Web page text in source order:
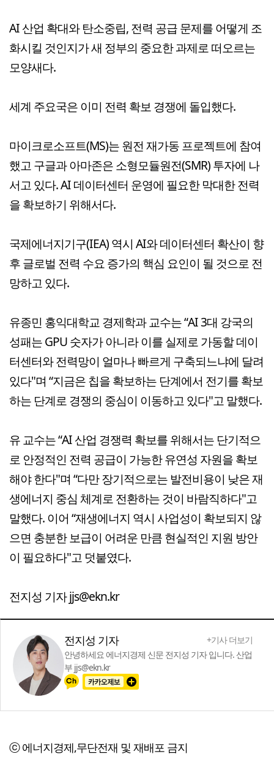
AI 산업 확대와 탄소중립, 전력 공급 문제를 어떻게 조
화시킬 것인지가 새 정부의 중요한 과제로 떠오르는
모양새다.
세계 주요국은 이미 전력 확보 경쟁에 돌입했다.
마이크로소프트(MS)는 원전 재가동 프로젝트에 참여
했고 구글과 아마존은 소형모듈원전(SMR) 투자에 나
서고 있다. AI 데이터센터 운영에 필요한 막대한 전력
을 확보하기 위해서다.
국제에너지기구(IEA) 역시 AI와 데이터센터 확산이 향
후 글로벌 전력 수요 증가의 핵심 요인이 될 것으로 전
망하고 있다.
유종민 홍익대학교 경제학과 교수는 “AI 3대 강국의
성패는 GPU 숫자가 아니라 이를 실제로 가동할 데이
터센터와 전력망이 얼마나 빠르게 구축되느냐에 달려
있다"며 “지금은 칩을 확보하는 단계에서 전기를 확보
하는 단계로 경쟁의 중심이 이동하고 있다"고 말했다.
유 교수는 “AI 산업 경쟁력 확보를 위해서는 단기적으
로 안정적인 전력 공급이 가능한 유연성 자원을 확보
해야 한다"며 “다만 장기적으로는 발전비용이 낮은 재
생에너지 중심 체계로 전환하는 것이 바람직하다"고
말했다. 이어 “재생에너지 역시 사업성이 확보되지 않
으면 충분한 보급이 어려운 만큼 현실적인 지원 방안
이 필요하다"고 덧붙였다.
전지성 기자 jjs@ekn.kr
전지성 기자
+기사 더보기
안녕하세요 에너지경제 신문 전지성 기자 입니다. 산업
부 jjs@ekn.kr
ⓒ 에너지경제,무단전재 및 재배포 금지